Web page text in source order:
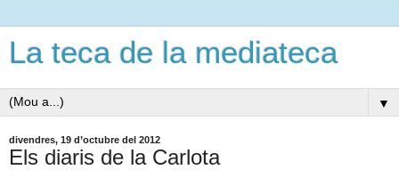
La teca de la mediateca
▼
divendres, 19 d’octubre del 2012
Els diaris de la Carlota